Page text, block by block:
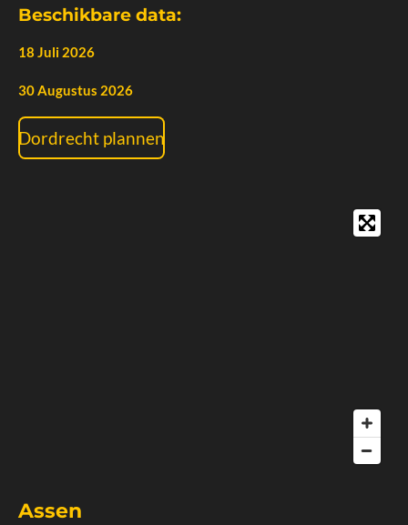
Beschikbare data:
18 Juli 2026
30 Augustus 2026
Dordrecht plannen
Assen